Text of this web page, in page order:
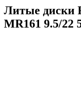
Литые диски
MR161 9.5/22